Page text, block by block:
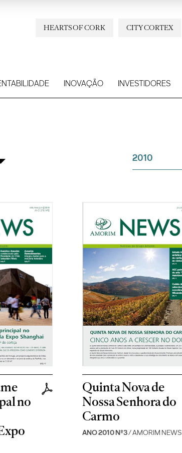
CITY CORTEX
HEARTS OF CORK
INOVAÇÃO INVESTIDORES
2010
no
Quinta Nova de
Nossa Senhora do
Carmo
ANO 2010 Nº3/ AMORIM NEWS